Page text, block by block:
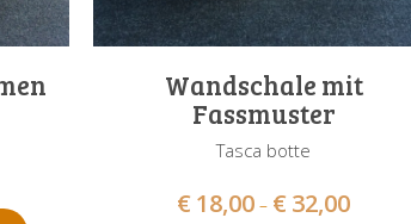
Wandschale mit
Fassmuster
Tasca botte
€ 18,00 – € 32,00